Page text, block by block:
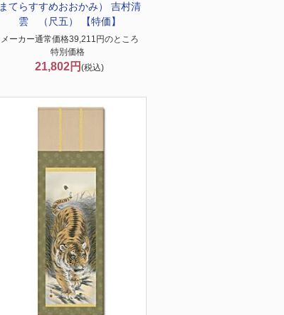
まてらすすめおおかみ） 吉村清
雲 （尺五） 【特価】
メーカー通常価格39,211円のところ
特別価格
21,802円 (税込)